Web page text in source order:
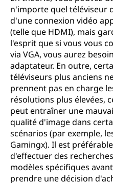
n'importe quel téléviseur
d'une connexion vidéo
(telle que HDMI), mais
l'esprit que si vous vous
via VGA, vous aurez
adaptateur. En outre,
téléviseurs plus anciens
prennent pas en charge
résolutions plus élevées,
peut entraîner une
qualité d'image dans
scénarios (par exemple,
Gamingx). Il est préférable
d'effectuer des
modèles spécifiques
prendre une décision